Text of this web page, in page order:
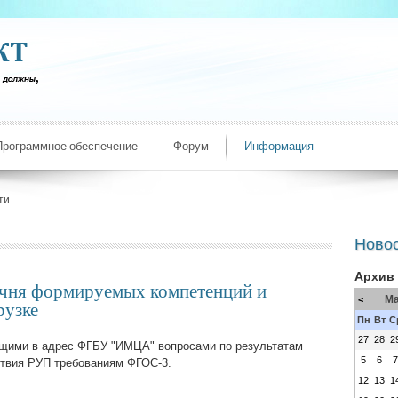
обеспечение Форум Информация
формируемых компетенций и
в адрес ФГБУ "ИМЦА" вопросами по результатам
РУП требованиям ФГОС-3.
Архив
<
Пн Вт
27 28
5
6
7
12 13